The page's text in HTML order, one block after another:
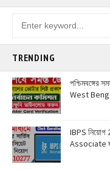
TRENDING
পশ্চিমবঙ্গের
West
IBPS
Associate